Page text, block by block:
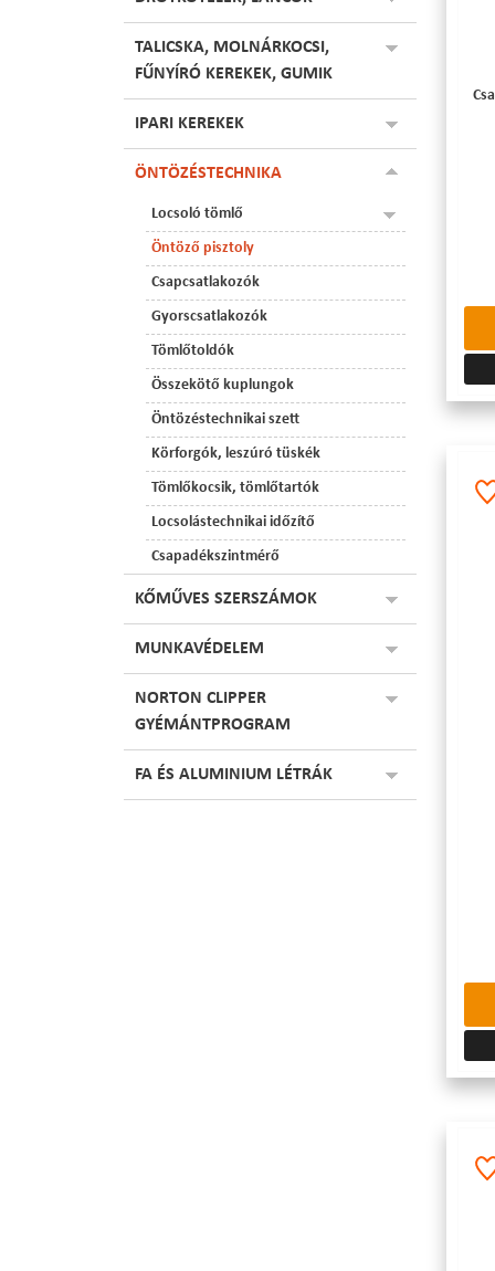
TALICSKA, MOLNÁRKOCSI,
FŰNYÍRÓ KEREKEK, GUMIK
IPARI KEREKEK
ÖNTÖZÉSTECHNIKA
Locsoló tömlő
Öntöző pisztoly
Csapcsatlakozók
Gyorscsatlakozók
Tömlőtoldók
Összekötő kuplungok
Öntözéstechnikai szett
Körforgók, leszúró tüskék
Tömlőkocsik, tömlőtartók
Locsolástechnikai időzítő
Csapadékszintmérő
KŐMŰVES SZERSZÁMOK
MUNKAVÉDELEM
NORTON CLIPPER
GYÉMÁNTPROGRAM
FA ÉS ALUMINIUM LÉTRÁK